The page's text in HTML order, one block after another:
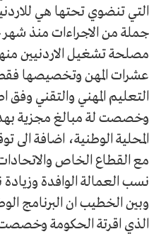
التي تنضوي تحتها هي
جملة من الاجراءات منذ شهر
مصلحة تشغيل الاردنيين
عشرات المهن وتخصيصها فقط
التعليم المهني والتقني وفق
وخصصت لة مبالغ مجزية
المحلية الوطنية، اضافة الى
مع القطاع الخاص
نسب العمالة الوافدة
وبين الخطيب ان البرنامج